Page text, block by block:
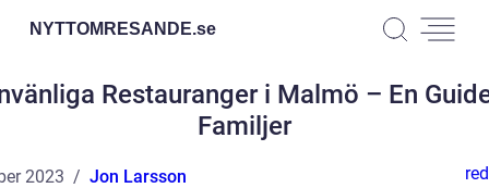
NYTTOMRESANDE.se
Restauranger i Malmö – En
Familjer
2023 Jon Larsson